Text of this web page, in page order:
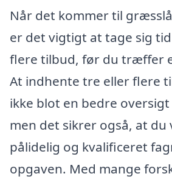
Når det kommer til
er det vigtigt at tage sig
flere tilbud, før du træffer
At indhente tre eller flere
ikke blot en bedre
men det sikrer også, at
pålidelig og kvalificeret
opgaven. Med mange